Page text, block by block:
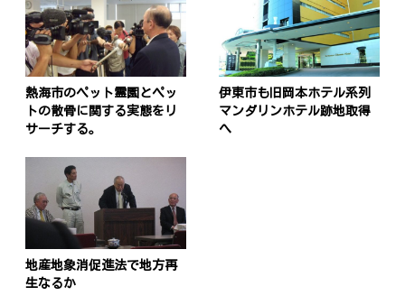
熱海市のペット霊園とペッ
トの散骨に関する実態をリ
サーチする。
伊東市も旧岡本ホテル系列
マンダリンホテル跡地取得
へ
地産地象消促進法で地方再
生なるか